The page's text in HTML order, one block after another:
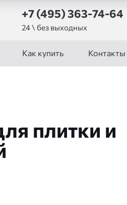
+7 (495) 363-74-64
24 \ без выходных
Как купить Контакты
плитки и